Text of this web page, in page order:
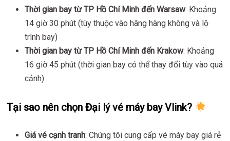
Thời gian bay từ TP Hồ Chí Minh đến Warsaw: Khoảng
14 giờ 30 phút (tùy thuộc vào hãng hàng không và lộ
trình bay)
Thời gian bay từ TP Hồ Chí Minh đến Krakow: Khoảng
16 giờ 45 phút (thời gian bay có thể thay đổi tùy vào quá
cảnh)
Tại sao nên chọn Đại lý vé máy bay Vlink?
Giá vé cạnh tranh: Chúng tôi cung cấp vé máy bay giá rẻ